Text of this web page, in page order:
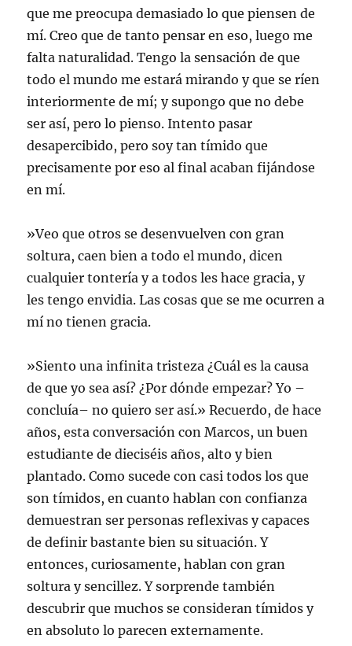
que me preocupa demasiado lo que piensen de
mí. Creo que de tanto pensar en eso, luego me
falta naturalidad. Tengo la sensación de que
todo el mundo me estará mirando y que se ríen
interiormente de mí; y supongo que no debe
ser así, pero lo pienso. Intento pasar
desapercibido, pero soy tan tímido que
precisamente por eso al final acaban fijándose
en mí.
»Veo que otros se desenvuelven con gran
soltura, caen bien a todo el mundo, dicen
cualquier tontería y a todos les hace gracia, y
les tengo envidia. Las cosas que se me ocurren a
mí no tienen gracia.
»Siento una infinita tristeza ¿Cuál es la causa
de que yo sea así? ¿Por dónde empezar? Yo –
concluía– no quiero ser así.» Recuerdo, de hace
años, esta conversación con Marcos, un buen
estudiante de dieciséis años, alto y bien
plantado. Como sucede con casi todos los que
son tímidos, en cuanto hablan con confianza
demuestran ser personas reflexivas y capaces
de definir bastante bien su situación. Y
entonces, curiosamente, hablan con gran
soltura y sencillez. Y sorprende también
descubrir que muchos se consideran tímidos y
en absoluto lo parecen externamente.